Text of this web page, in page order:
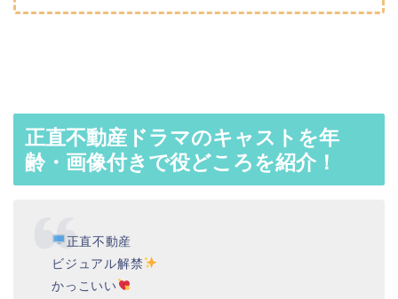
正直不動産ドラマのキャストを年
齢・画像付きで役どころを紹介！
正直不動産
ビジュアル解禁
かっこいい